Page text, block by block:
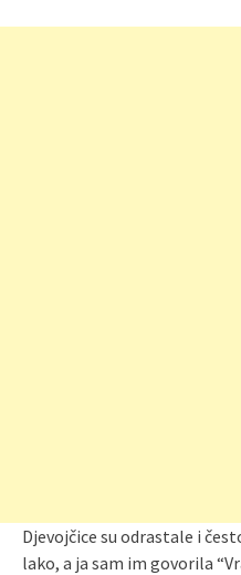
Djevojčice su odrastale i
lako, a ja sam im govorila